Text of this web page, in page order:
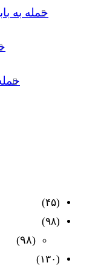
حمله به
(۴۵)
(۹۸)
(۹۸)
(۱۳۰)